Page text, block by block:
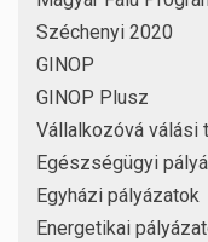
Széchenyi 2020
GINOP
GINOP Plusz
Vállalkozóvá válási
Egészségügyi
Egyházi pályázatok
Energetikai